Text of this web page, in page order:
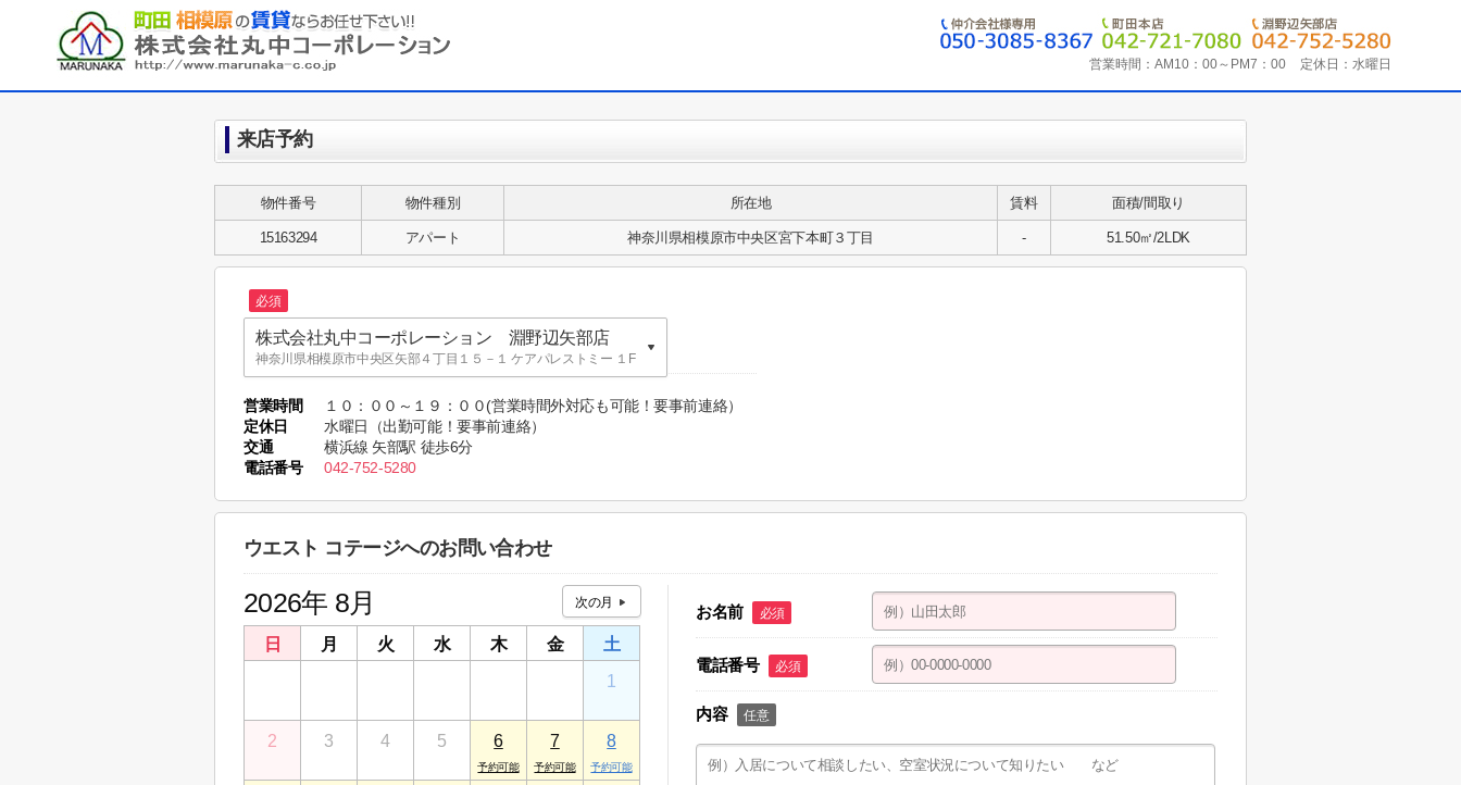
営業時間： AM10：00～PM7：00 定休日： 水曜日
来店予約
物件番号 物件種別 所在地 賃料 面積/間取り
15163294 アパート 神奈川県相模原市中央区宮下本町３丁目 - 51.50㎡/2LDK
必須
株式会社丸中コーポレーション 淵野辺矢部店
神奈川県相模原市中央区矢部４丁目１５－１ ケアパレストミー １F
株式会社丸中コーポレーション 英語表記：
MARUNAKA CO.,LTD.
東京都町田市木曽東１丁目３５－８ MARUNAKA building
株式会社丸中コーポレーション 淵野辺矢部店
営業時間
１０：００～１９：００(営業時間外対応も可能！要事前連絡）
定休日
水曜日（出勤可能！要事前連絡）
交通
横浜線 矢部駅 徒歩6分
電話番号
042-752-5280
ウエスト コテージへのお問い合わせ
2026年 8月
日 月 火 水 木 金
土
1
2 3 4 5 6 7 8
お名前 必須
電話番号 必須
内容 任意